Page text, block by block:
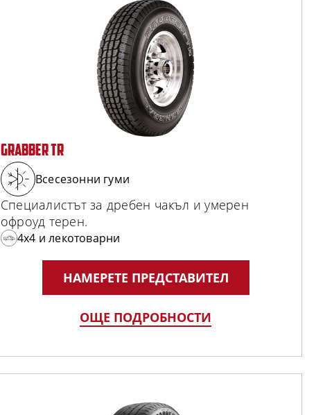
GRABBER TR
Всесезонни гуми
Специалистът за дребен чакъл и умерен
офроуд терен.
4x4 и лекотоварни
НАМЕРЕТЕ ПРЕДСТАВИТЕЛ
ОЩЕ ПОДРОБНОСТИ